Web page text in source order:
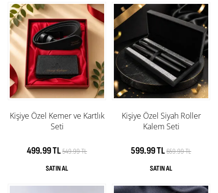
Kişiye Özel Kemer ve Kartlık
Seti
499.99 TL549.99 TL
Kişiye Özel Siyah Roller
Kalem Seti
599.99 TL659.99 TL